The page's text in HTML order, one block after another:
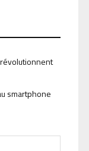
smartphone